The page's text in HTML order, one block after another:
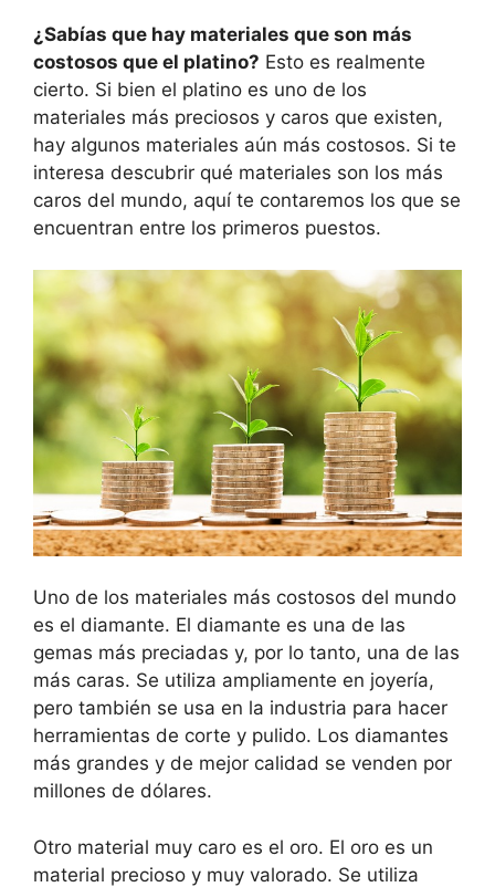
¿Sabías que hay materiales que son más
costosos que el platino? Esto es realmente
cierto. Si bien el platino es uno de los
materiales más preciosos y caros que existen,
hay algunos materiales aún más costosos. Si te
interesa descubrir qué materiales son los más
caros del mundo, aquí te contaremos los que se
encuentran entre los primeros puestos.
Uno de los materiales más costosos del mundo
es el diamante. El diamante es una de las
gemas más preciadas y, por lo tanto, una de las
más caras. Se utiliza ampliamente en joyería,
pero también se usa en la industria para hacer
herramientas de corte y pulido. Los diamantes
más grandes y de mejor calidad se venden por
millones de dólares.
Otro material muy caro es el oro. El oro es un
material precioso y muy valorado. Se utiliza